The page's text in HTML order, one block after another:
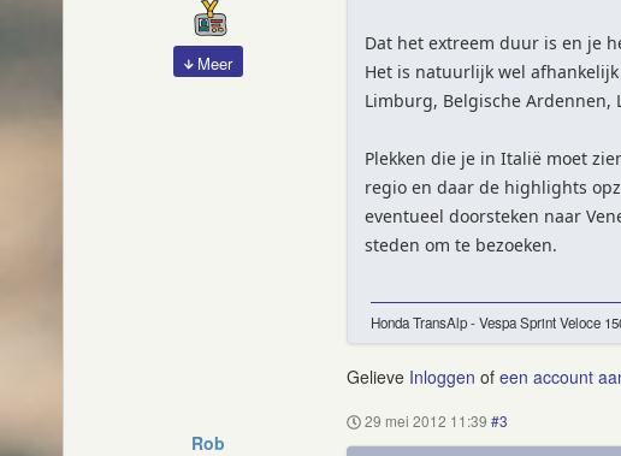
Meer
Dat het extreem duur is en je
Het is natuurlijk wel
Limburg, Belgische Ardennen,
Plekken die je in Italië moet
regio en daar de highlights
eventueel doorsteken naar
steden om te bezoeken.
Honda TransAlp - Vespa Sprint Veloce
Gelieve Inloggen of een account
Rob
29 mei 2012 11:39 #3